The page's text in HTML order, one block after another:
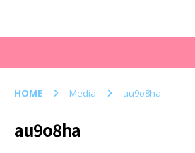
HOME Media au9o8ha
au9o8ha